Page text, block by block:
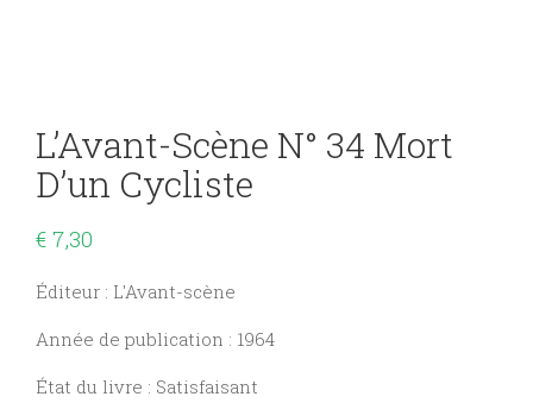
L’Avant-Scène N° 34 Mort
D’un Cycliste
€ 7,30
Éditeur : L'Avant-scène
Année de publication : 1964
État du livre : Satisfaisant